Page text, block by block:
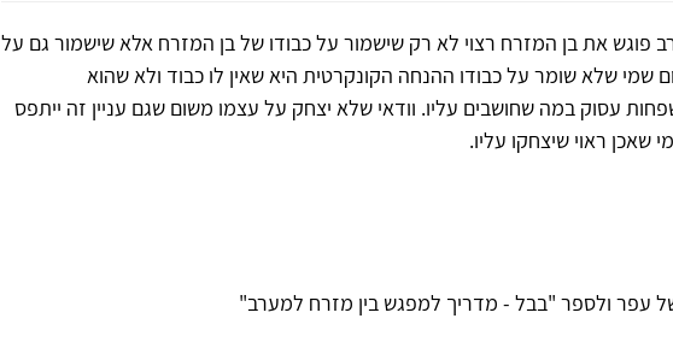
פוגש את בן המזרח רצוי לא רק שישמור על כבודו של בן המזרח אלא שישמור גם על
שמי שלא שומר על כבודו ההנחה הקונקרטית היא שאין לו כבוד ולא שהוא
עסוק במה שחושבים עליו. וודאי שלא יצחק על עצמו משום שגם עניין זה ייתפס
שאכן ראוי שיצחקו עליו.
עפר ולספר "בבל - מדריך למפגש בין מזרח למערב"